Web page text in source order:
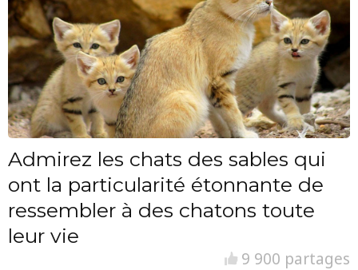
Admirez les chats des sables qui
ont la particularité étonnante de
ressembler à des chatons toute
leur vie
9 900 partages